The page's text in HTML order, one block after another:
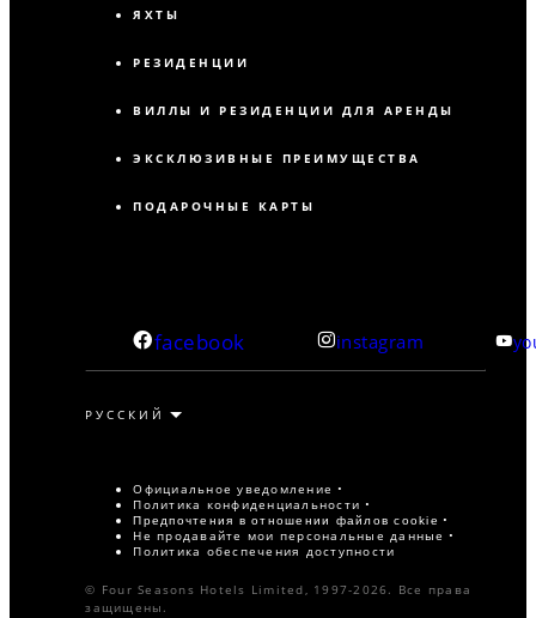
ЯХТЫ
РЕЗИДЕНЦИИ
ВИЛЛЫ И РЕЗИДЕНЦИИ ДЛЯ АРЕНДЫ
ЭКСКЛЮЗИВНЫЕ ПРЕИМУЩЕСТВА
ПОДАРОЧНЫЕ КАРТЫ
facebook instagram
Официальное уведомление
Политика конфиденциальности
Предпочтения в отношении файлов cookie
Не продавайте мои персональные данные
Политика обеспечения доступности
© Four Seasons Hotels Limited, 1997-2026. Все права
защищены.